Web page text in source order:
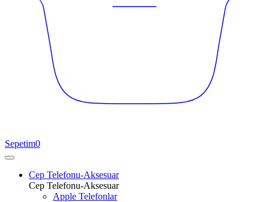
Sepetim0
Cep Telefonu-Aksesuar
Cep Telefonu-Aksesuar
Apple Telefonlar